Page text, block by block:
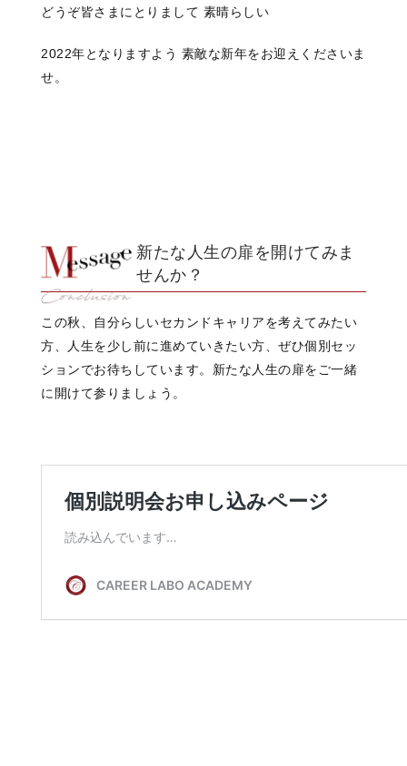
どうぞ皆さまにとりまして 素晴らしい
2022年となりますよう 素敵な新年をお迎えくださいま
せ。
新たな人生の扉を開けてみま
せんか？
この秋、自分らしいセカンドキャリアを考えてみたい
方、人生を少し前に進めていきたい方、ぜひ個別セッ
ションでお待ちしています。新たな人生の扉をご一緒
に開けて参りましょう。